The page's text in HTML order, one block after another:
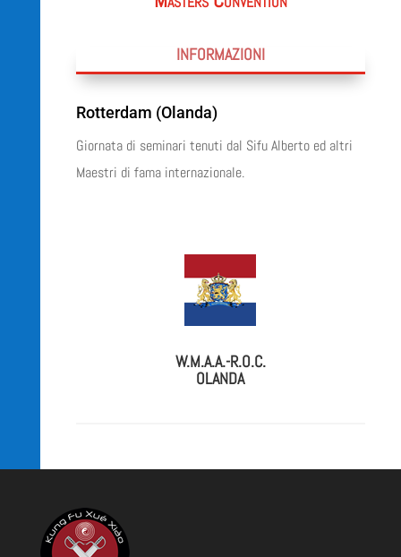
INFORMAZIONI
Rotterdam (Olanda)
Giornata di seminari tenuti dal Sifu Alberto ed altri
Maestri di fama internazionale.
W.M.A.A.-R.O.C.
OLANDA